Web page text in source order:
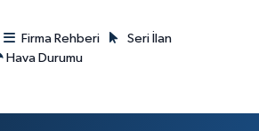
Firma Rehberi
Seri İlan
Hava Durumu